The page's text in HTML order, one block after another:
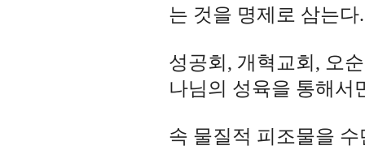
는 것을 명제로 삼는
성공회, 개혁교회, 오
나님의 성육을 통해서
속 물질적 피조물을